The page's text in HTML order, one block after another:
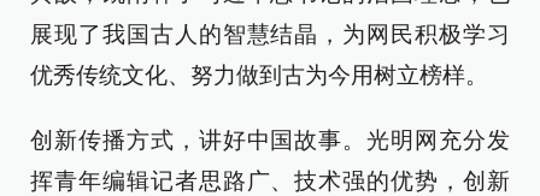
展现了我国古人的智慧结晶，为网民积极学习
优秀传统文化、努力做到古为今用树立榜样。
创新传播方式，讲好中国故事。光明网充分发
挥青年编辑记者思路广、技术强的优势，创新